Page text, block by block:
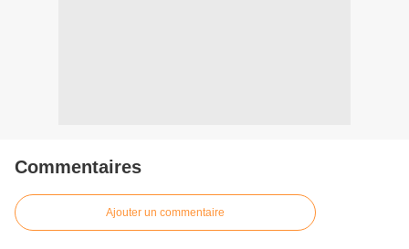
Commentaires
Ajouter un commentaire